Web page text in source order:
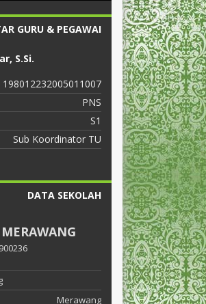
GURU & PEGAWAI
S.Si.
198012232005011007
PNS
S1
Sub Koordinator TU
DATA SEKOLAH
Merawang